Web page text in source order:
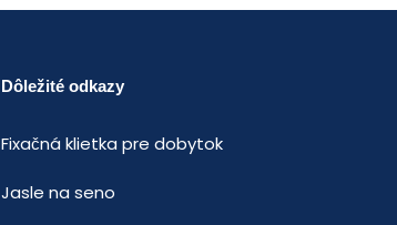
Dôležité odkazy
Fixačná klietka pre dobytok
Jasle na seno